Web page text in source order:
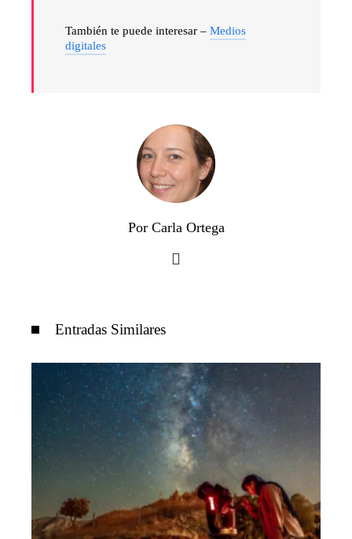
También te puede interesar – Medios
digitales
Por Carla Ortega
Entradas Similares